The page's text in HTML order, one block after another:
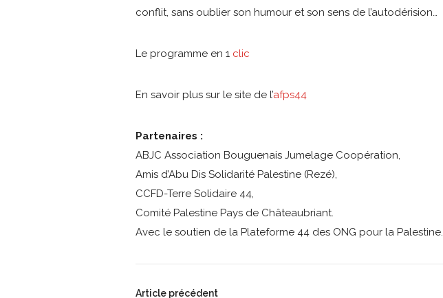
conflit, sans oublier son humour et son sens de l’autodérision…
Le programme en 1 clic
En savoir plus sur le site de l’afps44
Partenaires :
ABJC Association Bouguenais Jumelage Coopération,
Amis d’Abu Dis Solidarité Palestine (Rezé),
CCFD-Terre Solidaire 44,
Comité Palestine Pays de Châteaubriant.
Avec le soutien de la Plateforme 44 des ONG pour la Palestine.
Article précédent